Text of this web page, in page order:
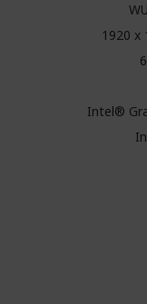
1920 x
Intel®